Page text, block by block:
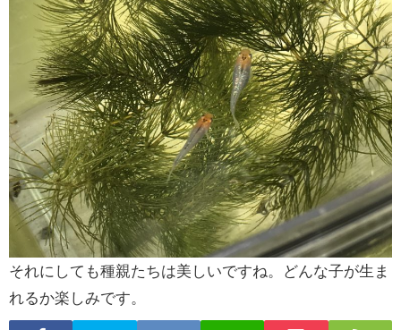
それにしても種親たちは美しいですね。どんな子が生ま
れるか楽しみです。